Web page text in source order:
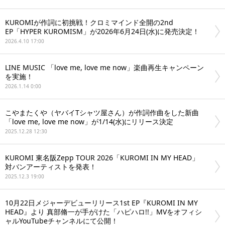
KUROMIが作詞に初挑戦！クロミマインド全開の2nd
EP「HYPER KUROMISM」が2026年6月24日(水)に発売決定！
2026.4.10 17:00
LINE MUSIC 「love me, love me now」楽曲再生キャンペーン
を実施！
2026.1.14 0:00
こやまたくや（ヤバイTシャツ屋さん）が作詞作曲をした新曲
「love me, love me now」が1/14(水)にリリース決定
2025.12.28 12:30
KUROMI 東名阪Zepp TOUR 2026「KUROMI IN MY HEAD」
対バンアーティストを発表！
2025.12.3 19:00
10月22日メジャーデビューリリース1st EP『KUROMI IN MY
HEAD』より 真部脩一が手がけた「ハピハロ!!」MVをオフィシ
ャルYouTubeチャンネルにて公開！